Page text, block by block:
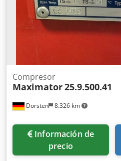
o su empresa, póngase en
encontrar más ofertas en
se pueden concertar con previo
encantados de recibirle. Su
Dorsten 8.326 km
Compresor
Maximator25.9.500.41
Información de
precio